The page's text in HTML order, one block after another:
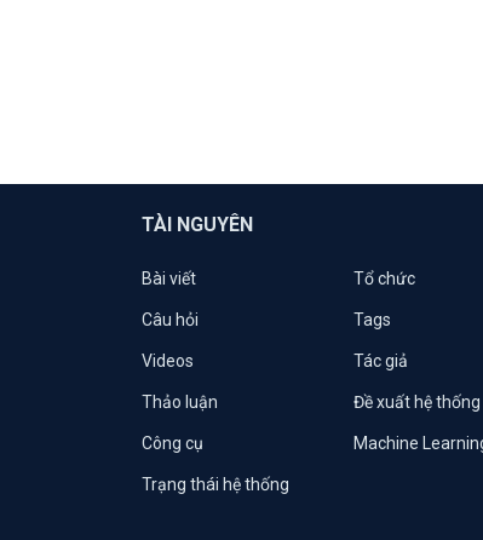
TÀI NGUYÊN
Bài viết Tổ chức
Câu hỏi Tags
Videos Tác giả
Thảo luận Đề xuất hệ thống
Công cụ Machine
Trạng thái hệ thống